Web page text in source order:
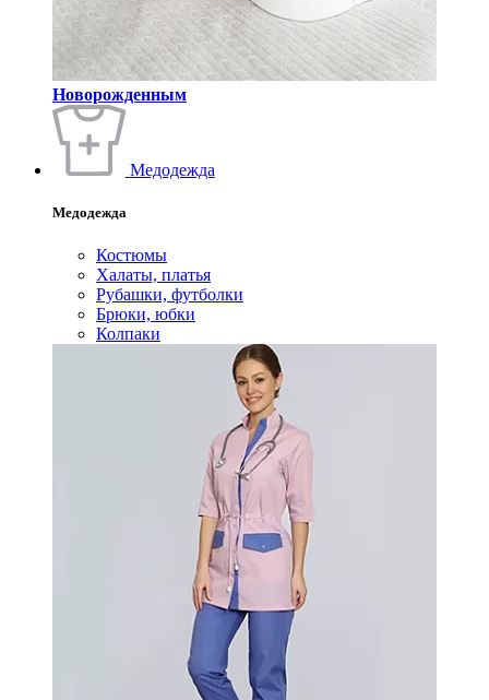
Новорожденным
Медодежда
Медодежда
Костюмы
Халаты, платья
Рубашки, футболки
Брюки, юбки
Колпаки